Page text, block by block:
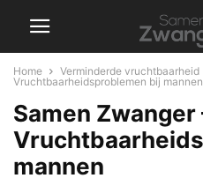
Home Verminderde vruchtbaarheid
Vruchtbaarheidsproblemen bij mannen
Samen Zwanger
mannen